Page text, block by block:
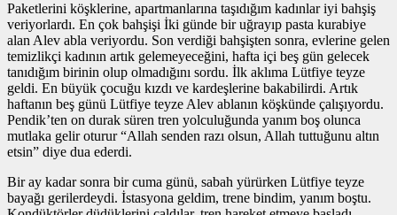
Paketlerini köşklerine, apartmanlarına taşıdığım kadınlar iyi bahşiş
veriyorlardı. En çok bahşişi İki günde bir uğrayıp pasta kurabiye
alan Alev abla veriyordu. Son verdiği bahşişten sonra, evlerine gelen
temizlikçi kadının artık gelemeyeceğini, hafta içi beş gün gelecek
tanıdığım birinin olup olmadığını sordu. İlk aklıma Lütfiye teyze
geldi. En büyük çocuğu kızdı ve kardeşlerine bakabilirdi. Artık
haftanın beş günü Lütfiye teyze Alev ablanın köşkünde çalışıyordu.
Pendik’ten on durak süren tren yolculuğunda yanım boş olunca
mutlaka gelir oturur “Allah senden razı olsun, Allah tuttuğunu altın
etsin” diye dua ederdi.
Bir ay kadar sonra bir cuma günü, sabah yürürken Lütfiye teyze
bayağı gerilerdeydi. İstasyona geldim, trene bindim, yanım boştu.